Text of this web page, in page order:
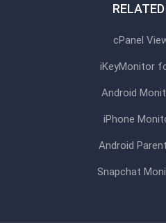
cPanel
iKeyMonitor
Android
iPhone
Android
Snapchat